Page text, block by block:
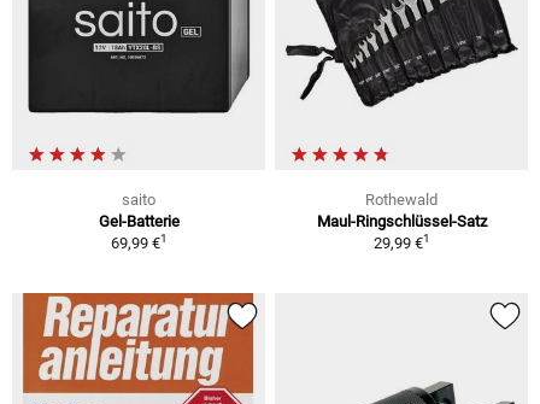
saito
Gel-Batterie
69,99 €1
Rothewald
Maul-Ringschlüssel-Satz
29,99 €1